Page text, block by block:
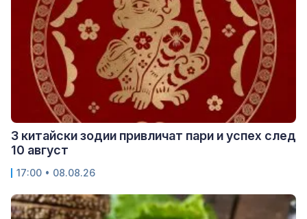
3 китайски зодии привличат пари и успех след
10 август
17:00 • 08.08.26